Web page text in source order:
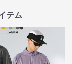
テム